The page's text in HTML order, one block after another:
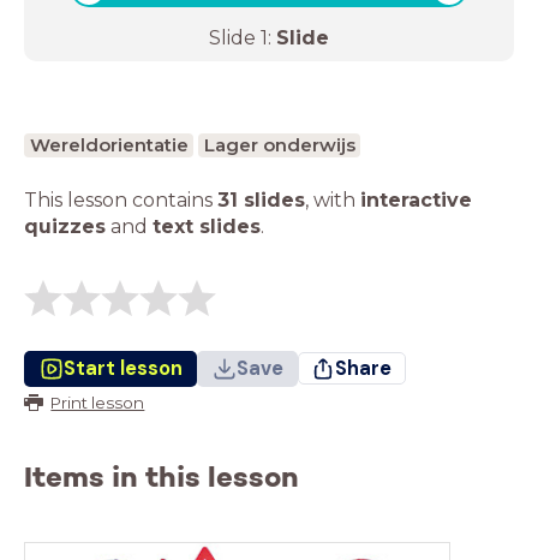
Slide 1: Slide
Wereldorientatie Lager onderwijs
This lesson contains 31 slides, with interactive
quizzes and text slides.
Start lesson Save Share
Print lesson
Items in this lesson